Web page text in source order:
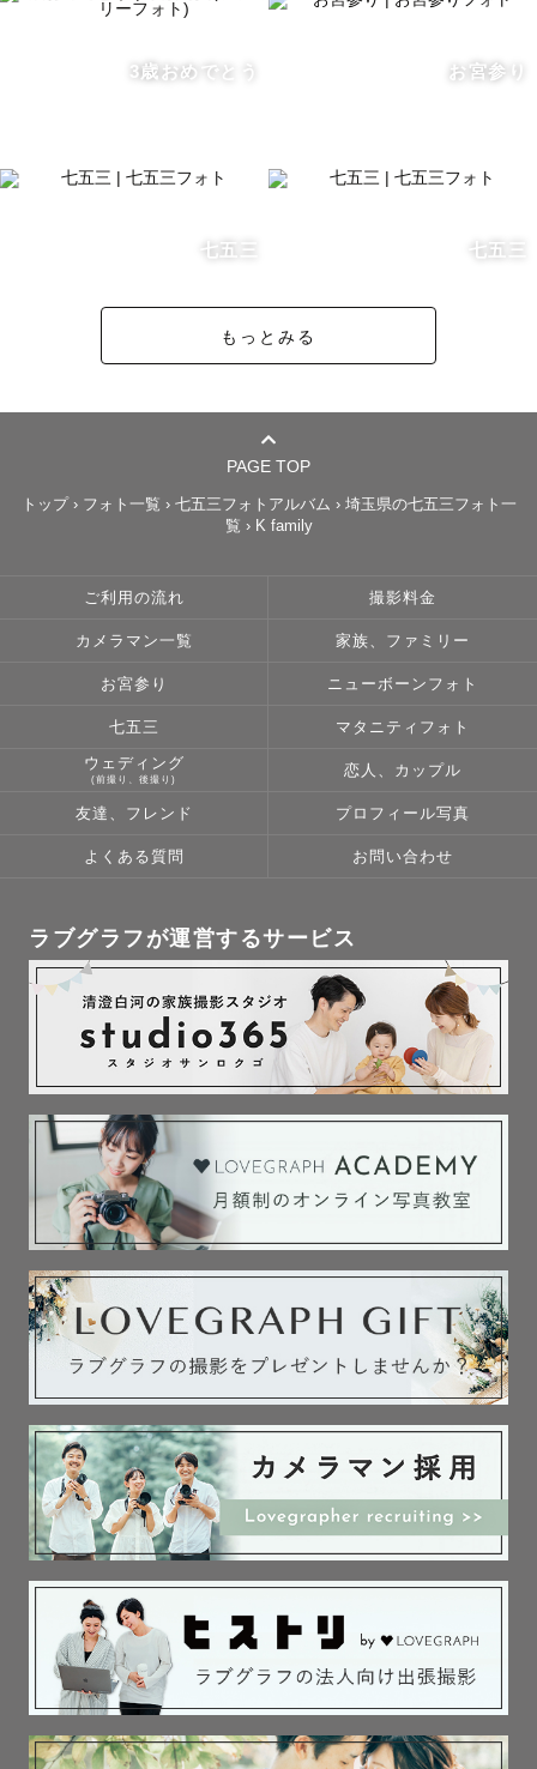
3歳おめでとう お宮参り
七五三 七五三
もっとみる
PAGE TOP
トップ› フォト一覧 › 七五三フォトアルバム › 埼玉県の七五三フォト一
覧 › K family
ご利用の流れ 撮影料金
カメラマン一覧 家族、ファミリー
お宮参り ニューボーンフォト
七五三 マタニティフォト
ウェディング
(前撮り、後撮り)
恋人、カップル
友達、フレンド プロフィール写真
よくある質問 お問い合わせ
ラブグラフが運営するサービス